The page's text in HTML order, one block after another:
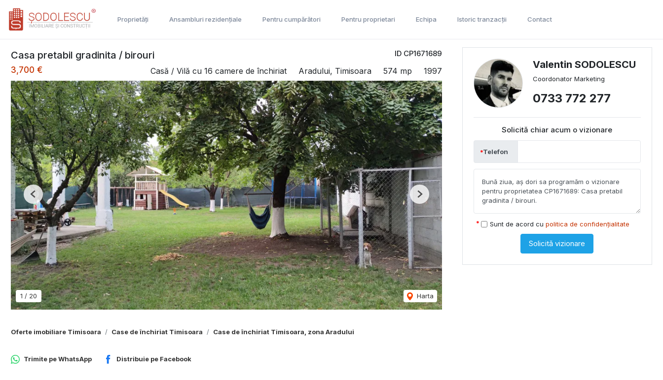
Proprietăți Ansambluri rezidențiale Pentru cumpărători Pentru proprietari Echipa Istoric tranzacții Contact
ID CP1671689
Casa pretabil gradinita / birouri
3,700 € Casă / Vilă cu 16 camere de închiriat Aradului, Timisoara 574 mp 1997
1 / 20 Harta
Previous Next
Oferte imobiliare Timisoara Case de închiriat Timisoara Case de închiriat Timisoara, zona Aradului
Trimite peWhatsApp Distribuie pe Facebook
Valentin SODOLESCU
Coordonator Marketing
0733 772 277
Solicită chiar acum o vizionare
Telefon
Sunt de acord cu politica de confidențialitate
Solicită vizionare